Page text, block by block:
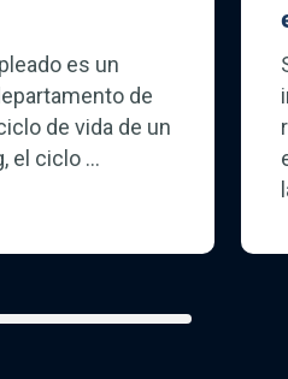
es un
de
de vida de un
el ciclo ...